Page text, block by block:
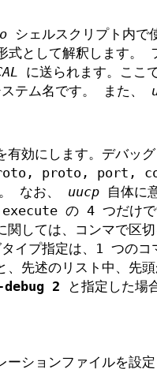
シェルスクリプト内で
として解釈します。
に送られます。ここ
テム名です。 また、
有効にします。デバ
proto, port,
なお、 uucp自体に
の 4 つだけで
関しては、コンマで区
イプ指定は、1 つのコ
、先述のリスト中、先
2 と指定した場
ーションファイルを設